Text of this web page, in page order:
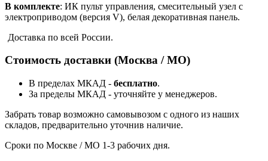
В комплекте: ИК пульт управления, смесительный узел с
электроприводом (версия V), белая декоративная панель.
Доставка по всей России.
Стоимость доставки (Москва / МО)
В пределах МКАД - бесплатно.
За пределы МКАД - уточняйте у менеджеров.
Забрать товар возможно самовывозом с одного из наших
складов, предварительно уточнив наличие.
Сроки по Москве / МО 1-3 рабочих дня.